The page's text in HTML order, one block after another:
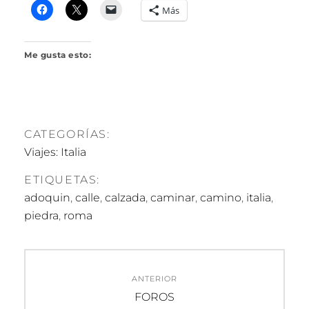
R
I
Más
Me gusta esto:
CATEGORÍAS:
Viajes: Italia
ETIQUETAS:
adoquin, calle, calzada, caminar, camino, italia,
piedra, roma
ANTERIOR
Entrada
FOROS